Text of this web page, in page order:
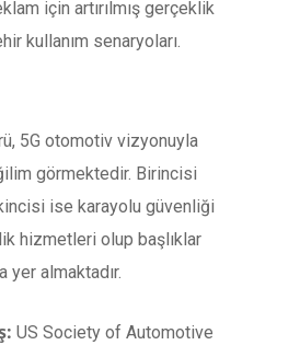
için artırılmış gerçeklik
kullanım senaryoları.
5G otomotiv vizyonuyla
görmektedir. Birincisi
ise karayolu güvenliği
hizmetleri olup başlıklar
yer almaktadır.
US Society of Automotive